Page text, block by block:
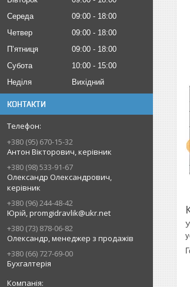
Середа
09:00
18:00
Четвер
09:00
18:00
Пʼятниця
09:00
18:00
Субота
10:00
15:00
Неділя
Вихідний
КОНТАКТИ
+380 (95) 670-15-32
Антон Вікторович, керівник
+380 (98) 533-91-67
Олександр Олександрович,
керівник
+380 (96) 244-48-42
Юрій, promgidravlik@ukr.net
+380 (73) 878-06-82
Олександр, менеджер з продажів
+380 (66) 727-69-00
Бухгалтерія